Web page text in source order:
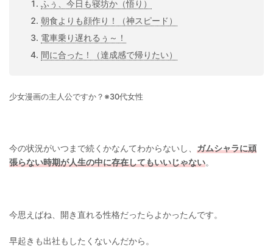
ふぅ、今日も寝坊か（悟り）
朝食よりも顔作り！（神スピード）
電車乗り遅れるぅ～！
間に合った！（達成感で帰りたい）
少女漫画の主人公ですか？※30代女性
今の状況がいつまで続くかなんてわからないし、 ガムシャラに頑
張らない時期が人生の中に存在してもいいじゃない。
今思えばね、開き直れる性格だったらよかったんです。
早起きも出社もしたくないんだから。